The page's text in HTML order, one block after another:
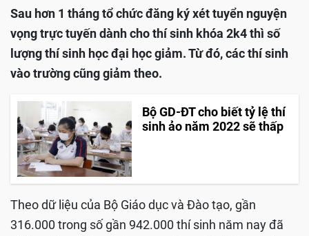
Sau hơn 1 tháng tổ chức đăng ký xét tuyển nguyện
vọng trực tuyến dành cho thí sinh khóa 2k4 thì số
lượng thí sinh học đại học giảm. Từ đó, các thí sinh
vào trường cũng giảm theo.
Bộ GD-ĐT cho biết tỷ lệ thí
sinh ảo năm 2022 sẽ thấp
Theo dữ liệu của Bộ Giáo dục và Đào tạo, gần
316.000 trong số gần 942.000 thí sinh năm nay đã